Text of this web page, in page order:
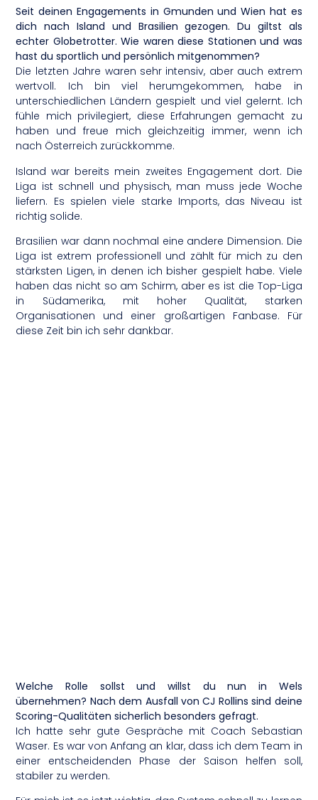
Seit deinen Engagements in Gmunden und Wien hat es
dich nach Island und Brasilien gezogen. Du giltst als
echter Globetrotter. Wie waren diese Stationen und was
hast du sportlich und persönlich mitgenommen?
Die letzten Jahre waren sehr intensiv, aber auch extrem
wertvoll. Ich bin viel herumgekommen, habe in
unterschiedlichen Ländern gespielt und viel gelernt. Ich
fühle mich privilegiert, diese Erfahrungen gemacht zu
haben und freue mich gleichzeitig immer, wenn ich
nach Österreich zurückkomme.
Island war bereits mein zweites Engagement dort. Die
Liga ist schnell und physisch, man muss jede Woche
liefern. Es spielen viele starke Imports, das Niveau ist
richtig solide.
Brasilien war dann nochmal eine andere Dimension. Die
Liga ist extrem professionell und zählt für mich zu den
stärksten Ligen, in denen ich bisher gespielt habe. Viele
haben das nicht so am Schirm, aber es ist die Top-Liga
in Südamerika, mit hoher Qualität, starken
Organisationen und einer großartigen Fanbase. Für
diese Zeit bin ich sehr dankbar.
Welche Rolle sollst und willst du nun in Wels
übernehmen? Nach dem Ausfall von CJ Rollins sind deine
Scoring-Qualitäten sicherlich besonders gefragt.
Ich hatte sehr gute Gespräche mit Coach Sebastian
Waser. Es war von Anfang an klar, dass ich dem Team in
einer entscheidenden Phase der Saison helfen soll,
stabiler zu werden.